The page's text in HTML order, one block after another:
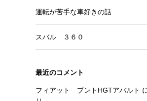
運転が苦手な車好きの話
スバル ３６０
最近のコメント
フィアット プントHGTアバルト